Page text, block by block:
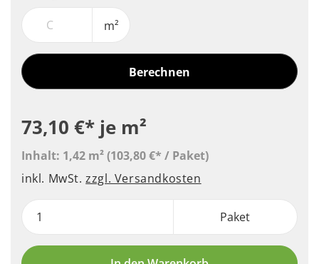
m²
Berechnen
73,10 €* je m²
Inhalt: 1,42 m²(103,80 €* / Paket)
inkl. MwSt.zzgl. Versandkosten
Paket